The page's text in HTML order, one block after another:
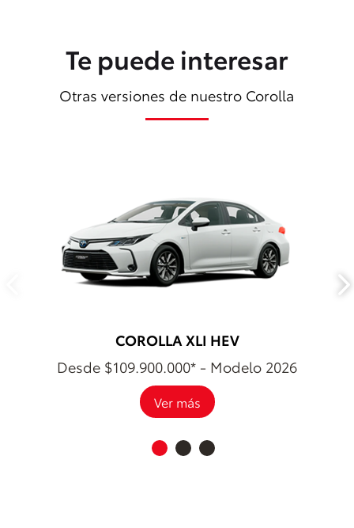
Te puede interesar
Otras versiones de nuestro Corolla
COROLLA XLI HEV
Desde $109.900.000* - Modelo 2026
Ver más